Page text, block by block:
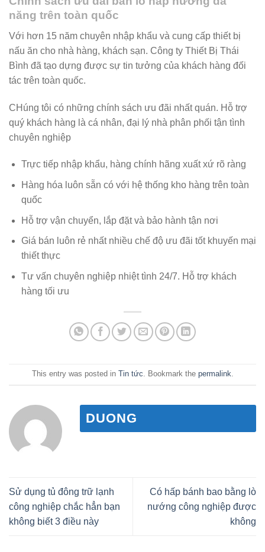
năng trên toàn quốc
Với hơn 15 năm chuyên nhập khẩu và cung cấp thiết bị
nấu ăn cho nhà hàng, khách sạn. Công ty Thiết Bị Thái
Bình đã tạo dựng được sự tin tưởng của khách hàng đối
tác trên toàn quốc.
CHúng tôi có những chính sách ưu đãi nhất quán. Hỗ trợ
quý khách hàng là cá nhân, đại lý nhà phân phối tận tình
chuyên nghiệp
Trực tiếp nhập khẩu, hàng chính hãng xuất xứ rõ ràng
Hàng hóa luôn sẵn có với hệ thống kho hàng trên toàn
quốc
Hỗ trợ vận chuyển, lắp đặt và bảo hành tận nơi
Giá bán luôn rẻ nhất nhiều chế độ ưu đãi tốt khuyến mại
thiết thực
Tư vấn chuyên nghiệp nhiệt tình 24/7. Hỗ trợ khách
hàng tối ưu
This entry was posted in Tin tức. Bookmark the permalink.
DUONG
Sử dụng tủ đông trữ lạnh
công nghiệp chắc hẳn bạn
không biết 3 điều này
Có hấp bánh bao bằng lò
nướng công nghiệp được
không